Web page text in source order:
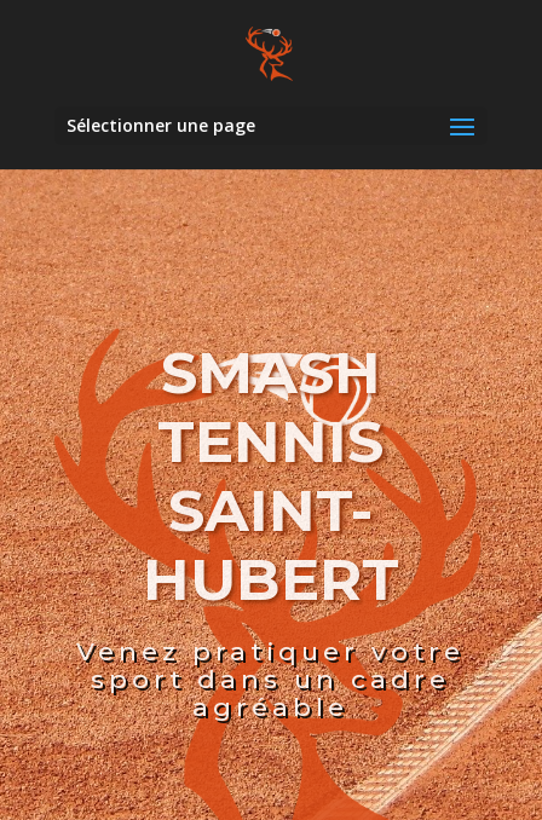
Sélectionner une page
SMASH
TENNIS
SAINT-
HUBERT
Venez pratiquer votre
sport dans un cadre
agréable